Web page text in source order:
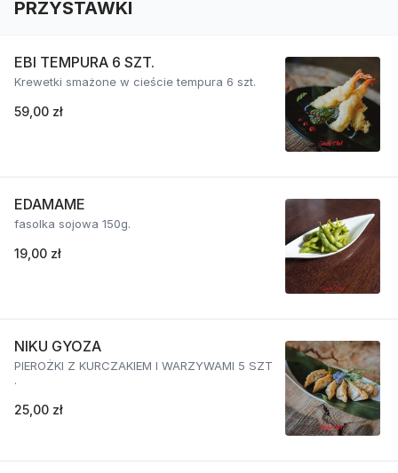
PRZYSTAWKI
EBI TEMPURA 6 SZT.
Krewetki smażone w cieście tempura 6 szt.
59,00 zł
EDAMAME
fasolka sojowa 150g.
19,00 zł
NIKU GYOZA
PIEROŻKI Z KURCZAKIEM I WARZYWAMI 5 SZT
.
25,00 zł